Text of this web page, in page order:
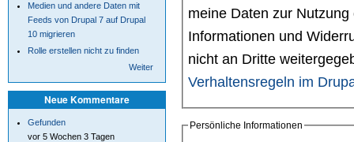
meine Daten zur
Informationen und
nicht an Dritte
Verhaltensregeln im
Persönliche Informationen
Medien und andere Daten mit
Feeds von Drupal 7 auf Drupal
10 migrieren
Rolle erstellen nicht zu finden
Weiter
Neue Kommentare
Gefunden
vor 5 Wochen 3 Tagen